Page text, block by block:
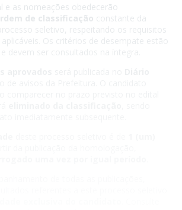
e as nomeações obedecerão
de classificação constante da
seletivo, respeitando os requisitos